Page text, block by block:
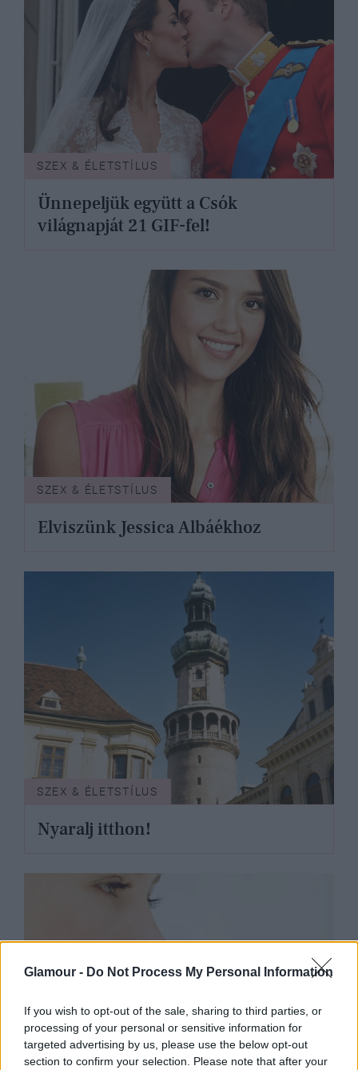
Glamour - Do Not Process My Personal Information
If you wish to opt-out of the sale, sharing to third parties, or
processing of your personal or sensitive information for
targeted advertising by us, please use the below opt-out
section to confirm your selection. Please note that after your
SZEX & ÉLETSTÍLUS
Ünnepeljük együtt a Csók
világnapját 21 GIF-fel!
SZEX & ÉLETSTÍLUS
Elviszünk Jessica Albáékhoz
SZEX & ÉLETSTÍLUS
Nyaralj itthon!